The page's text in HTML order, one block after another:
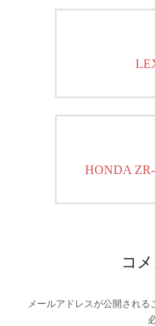
ビ
シ
Next
HONDA
コ
メールアドレスが公開される